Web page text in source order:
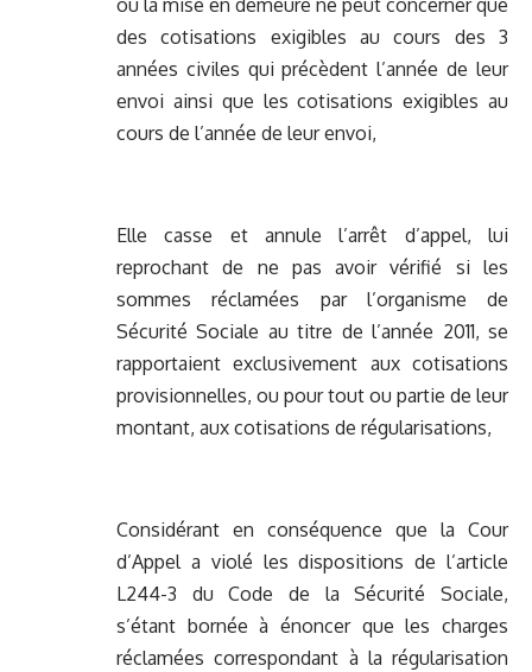
ou la mise en demeure ne peut concerner que
des cotisations exigibles au cours des 3
années civiles qui précèdent l’année de leur
envoi ainsi que les cotisations exigibles au
cours de l’année de leur envoi,
Elle casse et annule l’arrêt d’appel, lui
reprochant de ne pas avoir vérifié si les
sommes réclamées par l’organisme de
Sécurité Sociale au titre de l’année 2011, se
rapportaient exclusivement aux cotisations
provisionnelles, ou pour tout ou partie de leur
montant, aux cotisations de régularisations,
Considérant en conséquence que la Cour
d’Appel a violé les dispositions de l’article
L244-3 du Code de la Sécurité Sociale,
s’étant bornée à énoncer que les charges
réclamées correspondant à la régularisation